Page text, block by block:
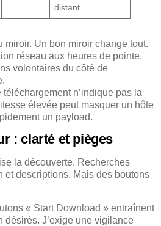
distant
miroir. Un bon miroir change tout.
réseau aux heures de pointe.
volontaires du côté de
n’indique pas la
élevée peut masquer un hôte
un payload.
: clarté et pièges
la découverte. Recherches
et descriptions. Mais des boutons
« Start Download » entraînent
désirés. J’exige une vigilance